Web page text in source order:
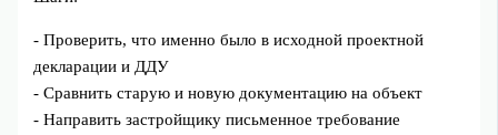
- Проверить, что именно было в исходной проектной
декларации и ДДУ
- Сравнить старую и новую документацию на объект
- Направить застройщику письменное требование